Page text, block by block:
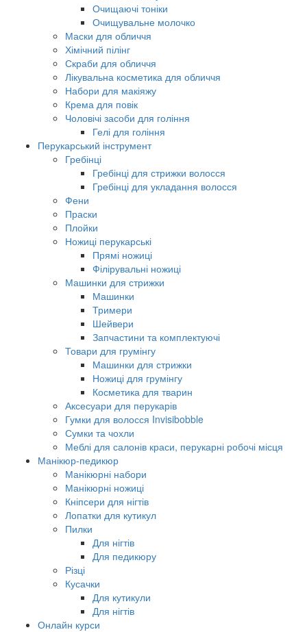
Очищаючі тоніки
Очищувальне молочко
Маски для обличчя
Хімічний пілінг
Скраби для обличчя
Лікувальна косметика для обличчя
Набори для макіяжу
Крема для повік
Чоловічі засоби для гоління
Гелі для гоління
Перукарський інструмент
Гребінці
Гребінці для стрижки волосся
Гребінці для укладання волосся
Фени
Праски
Плойки
Ножиці перукарські
Прямі ножиці
Філірувальні ножиці
Машинки для стрижки
Машинки
Тримери
Шейвери
Запчастини та комплектуючі
Товари для грумінгу
Машинки для стрижки
Ножиці для грумінгу
Косметика для тварин
Аксесуари для перукарів
Гумки для волосся Invisibobble
Сумки та чохли
Меблі для салонів краси, перукарні робочі місця
Манікюр-педикюр
Манікюрні набори
Манікюрні ножиці
Кніпсери для нігтів
Лопатки для кутикул
Пилки
Для нігтів
Для педикюру
Різці
Кусачки
Для кутикули
Для нігтів
Онлайн курси